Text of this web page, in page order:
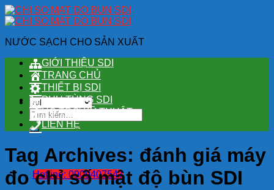
Skip
to
NƯỚC SẠCH CHO SẢN XUẤT
Tìm
kiếm:
Hotline: 0909407547
GIỚI THIỆU SDI
TRANG CHỦ
THIẾT BỊ SDI
PHỤ TÙNG SDI
HỖ TRỢ KỸ THUẬT
LIÊN HỆ
Tag Archives: đánh giá máy
đo chỉ số mật độ bùn SDI